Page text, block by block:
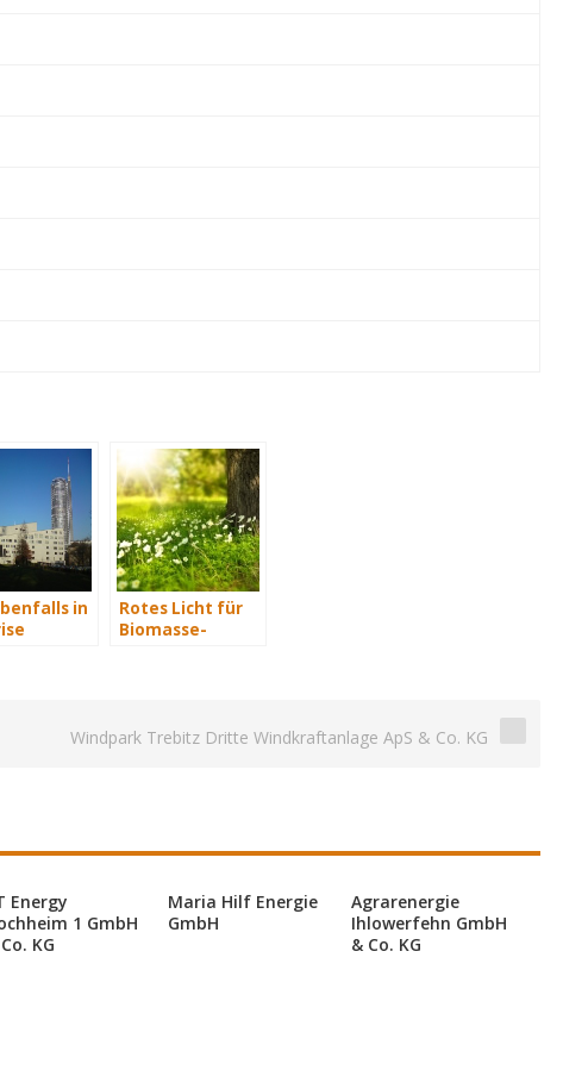
in
Rotes Licht für
Biomasse-
Windpark Trebitz Dritte Windkraftanlage ApS & Co. KG
Energy
1 GmbH
KG
Maria Hilf Energie
GmbH
Agrarenergie
Ihlowerfehn GmbH
& Co. KG